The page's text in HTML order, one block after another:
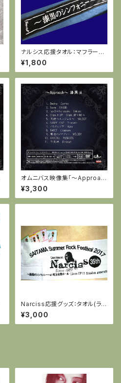
ナルシス応援タオル：マフラータ
オル「漆黒のシンフォニー」
¥1,800
オムニバス映像集「～Approac
h～ 漆黒 iii」全11曲収録(DVD-
C)特典付き：オリジナルトートバ
ッグ
¥3,300
Narciss応援グッズ：タオル(ラン
ダム6枚セット)
¥3,000